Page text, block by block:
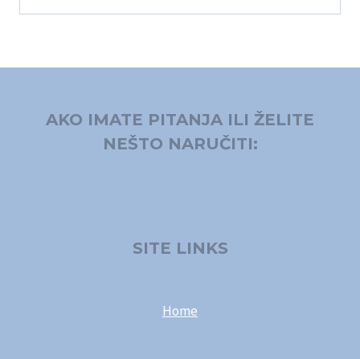
AKO IMATE PITANJA ILI ŽELITE
NEŠTO NARUČITI:
SITE LINKS
Home